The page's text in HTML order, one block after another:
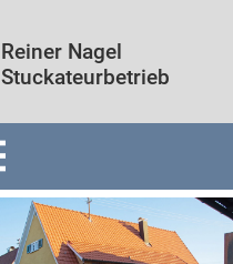
Reiner Nagel
Stuckateurbetrieb